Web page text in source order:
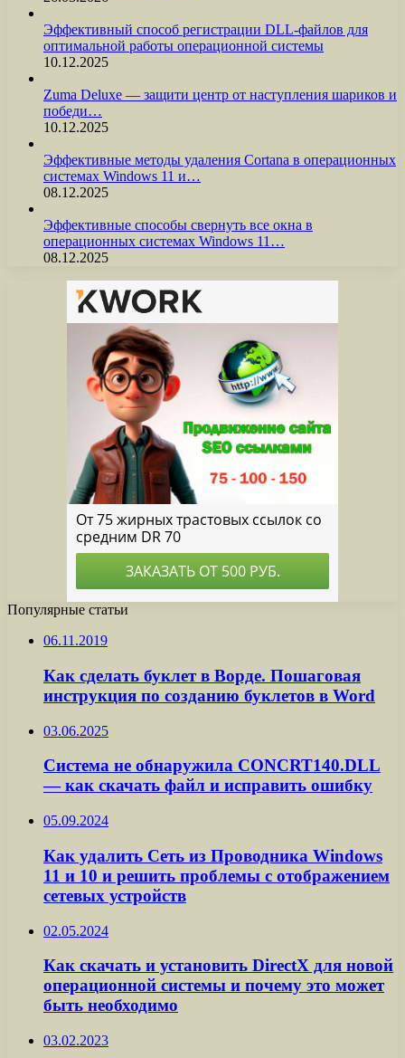
Эффективный способ регистрации DLL-файлов для
оптимальной работы операционной системы
10.12.2025
Zuma Deluxe — защити центр от наступления шариков и
победи…
10.12.2025
Эффективные методы удаления Cortana в операционных
системах Windows 11 и…
08.12.2025
Эффективные способы свернуть все окна в
операционных системах Windows 11…
08.12.2025
Популярные статьи
06.11.2019
Как сделать буклет в Ворде. Пошаговая
инструкция по созданию буклетов в Word
03.06.2025
Система не обнаружила CONCRT140.DLL
— как скачать файл и исправить ошибку
05.09.2024
Как удалить Сеть из Проводника Windows
11 и 10 и решить проблемы с отображением
сетевых устройств
02.05.2024
Как скачать и установить DirectX для новой
операционной системы и почему это может
быть необходимо
03.02.2023